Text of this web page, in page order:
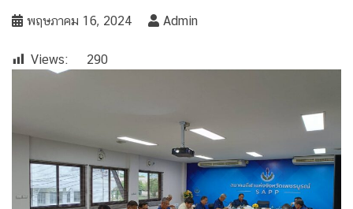
พฤษภาคม 16, 2024 Admin
Views: 290